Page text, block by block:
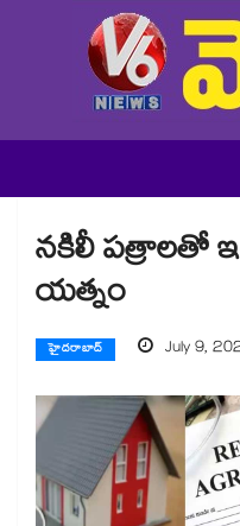
నకిలీ పత్రాలతో
యత్నం
హైదరాబాద్ July 9,